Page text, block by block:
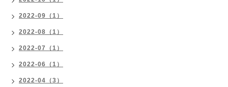
2022-09（1）
2022-08（1）
2022-07（1）
2022-06（1）
2022-04（3）